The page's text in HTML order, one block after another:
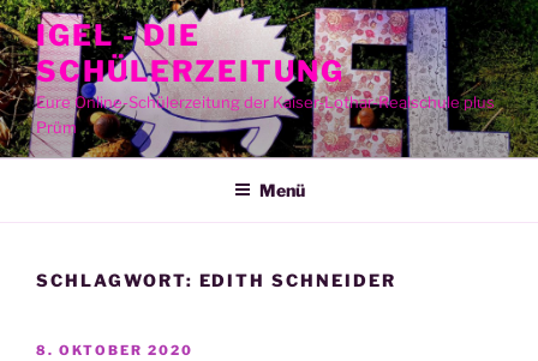
Zum
Inhalt
springen
IGEL - DIE
SCHÜLERZEITUNG
Eure Online-Schülerzeitung der Kaiser-Lothar-Realschule plus
Prüm
Menü
SCHLAGWORT: EDITH SCHNEIDER
VERÖFFENTLICHT
8. OKTOBER 2020